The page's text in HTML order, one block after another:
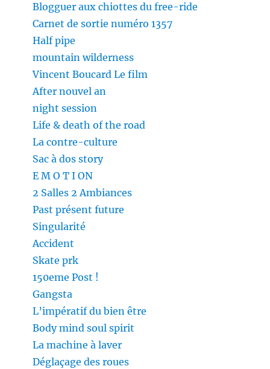
Blogguer aux chiottes du free-ride
Carnet de sortie numéro 1357
Half pipe
mountain wilderness
Vincent Boucard Le film
After nouvel an
night session
Life & death of the road
La contre-culture
Sac à dos story
E M O T I ON
2 Salles 2 Ambiances
Past présent future
Singularité
Accident
Skate prk
150eme Post !
Gangsta
L’impératif du bien être
Body mind soul spirit
La machine à laver
Déglaçage des roues